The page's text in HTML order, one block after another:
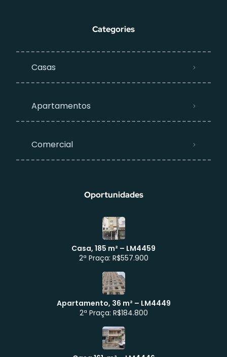
Categories
Casas
Apartamentos
Comercial
Oportunidades
Casa, 185 m² – LM4459
2ª Praça: R$557.900
Apartamento, 36 m² – LM4449
2ª Praça: R$184.800
Atendimento WhatsApp